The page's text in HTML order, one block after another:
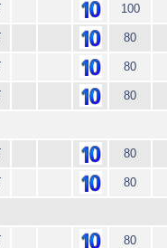
100
80
80
80
80
80
80